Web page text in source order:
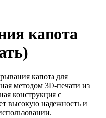
капота
капота для
методом 3D-печати из
конструкция с
высокую надежность и